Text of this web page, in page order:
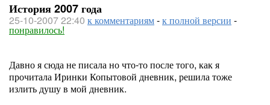
История 2007 года
25-10-2007 22:40 к комментариям-к полной версии -
понравилось!
Давно я сюда не писала но что-то после того, как я
прочитала Иринки Копытовой дневник, решила тоже
излить душу в мой дневник.